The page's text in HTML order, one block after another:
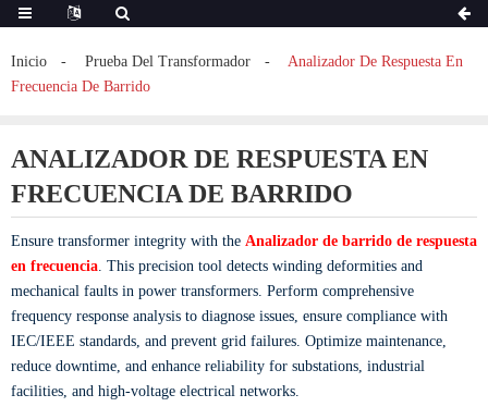
Inicio Prueba Del Transformador
Analizador De Respuesta En
Frecuencia De Barrido
ANALIZADOR DE RESPUESTA EN
FRECUENCIA DE BARRIDO
Ensure transformer integrity with the Analizador de barrido de respuesta
en frecuencia. This precision tool detects winding deformities and
mechanical faults in power transformers. Perform comprehensive
frequency response analysis to diagnose issues, ensure compliance with
IEC/IEEE standards, and prevent grid failures. Optimize maintenance,
reduce downtime, and enhance reliability for substations, industrial
facilities, and high-voltage electrical networks.